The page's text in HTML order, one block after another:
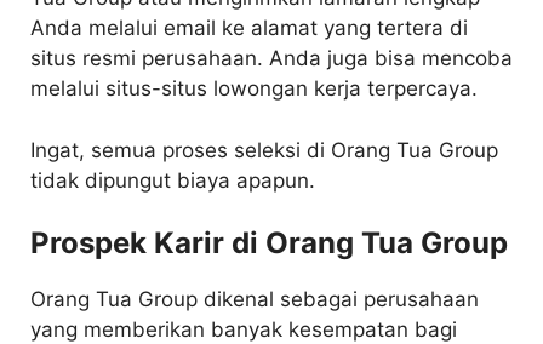
Anda melalui email ke alamat yang tertera di
situs resmi perusahaan. Anda juga bisa mencoba
melalui situs-situs lowongan kerja terpercaya.
Ingat, semua proses seleksi di Orang Tua Group
tidak dipungut biaya apapun.
Prospek Karir di Orang Tua Group
Orang Tua Group dikenal sebagai perusahaan
yang memberikan banyak kesempatan bagi